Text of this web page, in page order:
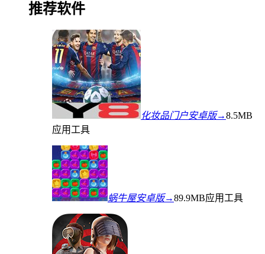
推荐软件
化妆品门户安卓版→8.5MB
应用工具
蜗牛屋安卓版→89.9MB应用工具